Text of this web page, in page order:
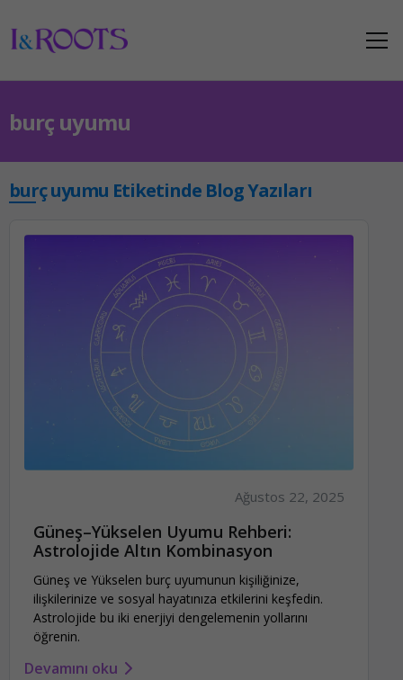
burç uyumu
burç uyumu Etiketinde Blog Yazıları
Ağustos 22, 2025
Güneş–Yükselen Uyumu Rehberi:
Astrolojide Altın Kombinasyon
Güneş ve Yükselen burç uyumunun kişiliğinize,
ilişkilerinize ve sosyal hayatınıza etkilerini keşfedin.
Astrolojide bu iki enerjiyi dengelemenin yollarını
öğrenin.
Devamını oku